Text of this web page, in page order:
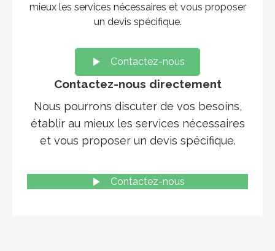
mieux les services nécessaires et vous proposer
un devis spécifique.
Contactez-nous
Contactez-nous directement
Nous pourrons discuter de vos besoins,
établir au mieux les services nécessaires
et vous proposer un devis spécifique.
Contactez-nous